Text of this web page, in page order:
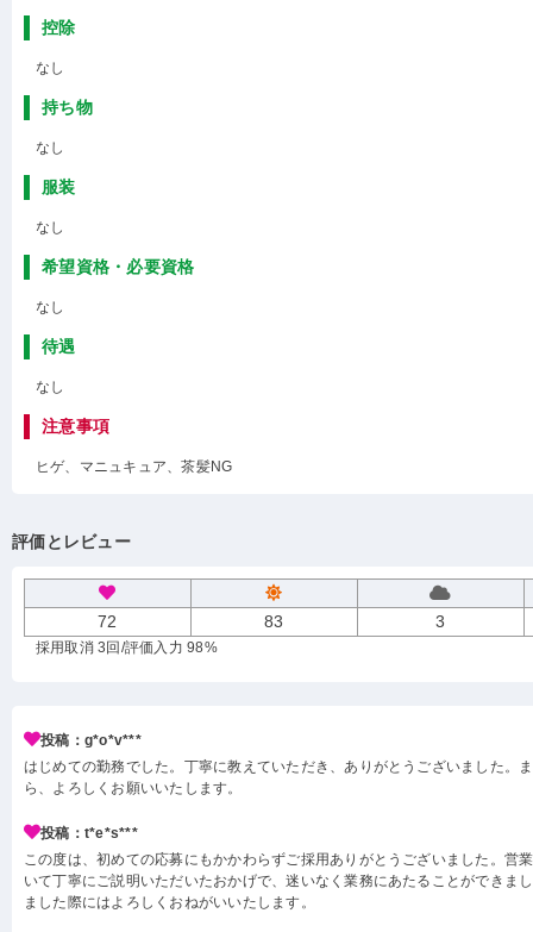
控除
なし
持ち物
なし
服装
なし
希望資格・必要資格
なし
待遇
なし
注意事項
ヒゲ、マニュキュア、茶髪NG
評価とレビュー
72 83 3
採用取消 3回 /評価入力 98%
投稿：g*o*v***
はじめての勤務でした。丁寧に教えていただき、ありがとうございました。
ら、よろしくお願いいたします。
投稿：t*e*s***
この度は、初めての応募にもかかわらずご採用ありがとうございました。営
いて丁寧にご説明いただいたおかげで、迷いなく業務にあたることができま
ました際にはよろしくおねがいいたします。